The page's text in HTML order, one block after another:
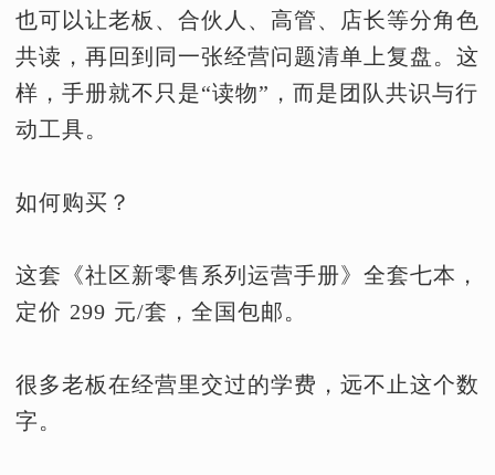
也可以让老板、合伙人、高管、店长等分角色
共读，再回到同一张经营问题清单上复盘。这
样，手册就不只是“读物”，而是团队共识与行
动工具。
如何购买？
这套《社区新零售系列运营手册》全套七本，
定价 299 元/套，全国包邮。
很多老板在经营里交过的学费，远不止这个数
字。